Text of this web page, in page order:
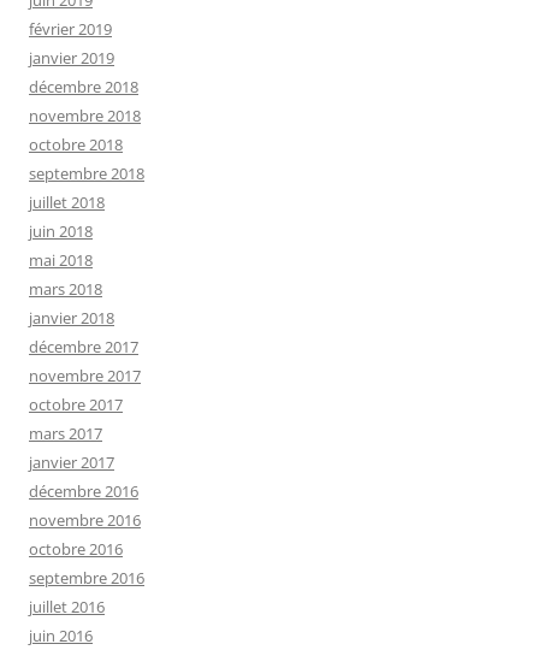
février 2019
janvier 2019
décembre 2018
novembre 2018
octobre 2018
septembre 2018
juillet 2018
juin 2018
mai 2018
mars 2018
janvier 2018
décembre 2017
novembre 2017
octobre 2017
mars 2017
janvier 2017
décembre 2016
novembre 2016
octobre 2016
septembre 2016
juillet 2016
juin 2016